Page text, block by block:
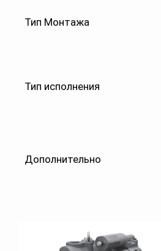
Тип Монтажа
Тип исполнения
Дополнительно